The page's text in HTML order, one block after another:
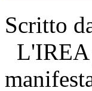
Scritto
L'IREA